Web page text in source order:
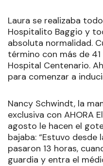
Laura se realizaba
Hospitalito Baggio y
absoluta normalidad.
término con más de
Hospital Centenario.
para comenzar a
Nancy Schwindt, la
exclusiva con AHORA
agosto le hacen el
bajaba: “Estuvo desde
pasaron 13 horas,
guardia y entra el